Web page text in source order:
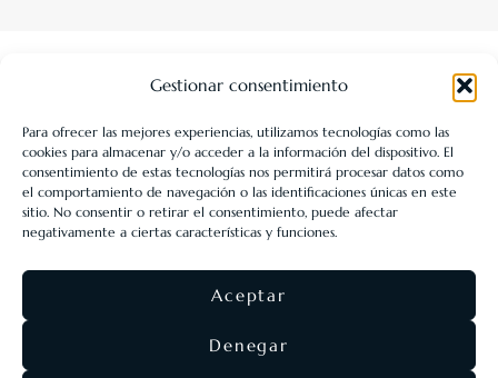
Gestionar consentimiento
Para ofrecer las mejores experiencias, utilizamos tecnologías como las
cookies para almacenar y/o acceder a la información del dispositivo. El
consentimiento de estas tecnologías nos permitirá procesar datos como
el comportamiento de navegación o las identificaciones únicas en este
sitio. No consentir o retirar el consentimiento, puede afectar
negativamente a ciertas características y funciones.
Aceptar
Denegar
LIBRERÍA UNIVERSITARIA LEÓN 1980 SLL ha sido beneficiaria
de Fondos Europeos, cuyo objetivo es la mejora de la
competitividad de las PYMES, y gracias al cual ha puesto en
marcha un Plan de Acción con el objetivo de reforzar la
digitalización y la competitividad de las pymes durante el año
2025. Para ello ha contado con el apoyo del Programa Pyme
Digital de la Cámara de Comercio de León.